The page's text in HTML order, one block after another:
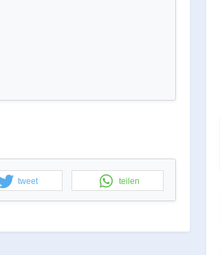
tweet teilen